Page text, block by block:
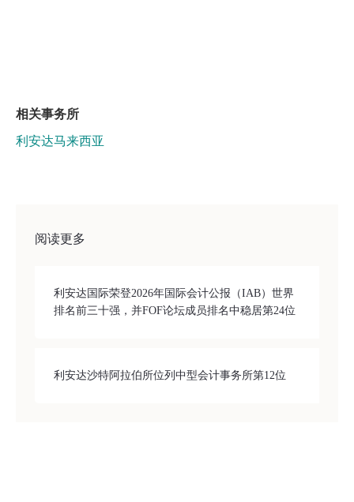
相关事务所
利安达马来西亚
阅读更多
利安达国际荣登2026年国际会计公报（IAB）世界
排名前三十强，并FOF论坛成员排名中稳居第24位
利安达沙特阿拉伯所位列中型会计事务所第12位